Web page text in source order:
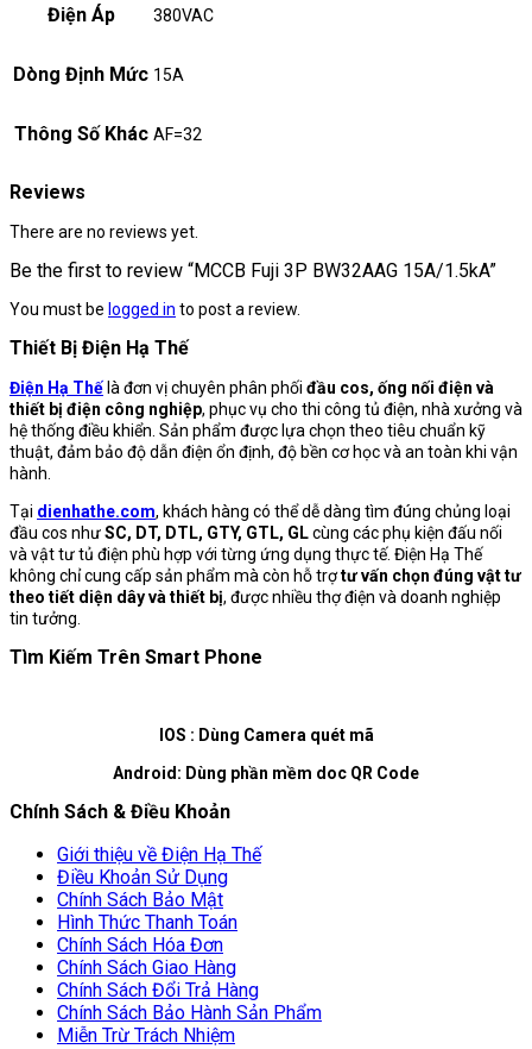
Điện Áp 380VAC
Dòng Định Mức 15A
Thông Số Khác AF=32
Reviews
There are no reviews yet.
Be the first to review “MCCB Fuji 3P BW32AAG 15A/1.5kA”
You must be logged in to post a review.
Thiết Bị Điện Hạ Thế
Điện Hạ Thế là đơn vị chuyên phân phối đầu cos, ống nối điện và
thiết bị điện công nghiệp, phục vụ cho thi công tủ điện, nhà xưởng và
hệ thống điều khiển. Sản phẩm được lựa chọn theo tiêu chuẩn kỹ
thuật, đảm bảo độ dẫn điện ổn định, độ bền cơ học và an toàn khi vận
hành.
Tại dienhathe.com, khách hàng có thể dễ dàng tìm đúng chủng loại
đầu cos nhưSC, DT, DTL, GTY, GTL, GLcùng các phụ kiện đấu nối
và vật tư tủ điện phù hợp với từng ứng dụng thực tế. Điện Hạ Thế
không chỉ cung cấp sản phẩm mà còn hỗ trợtư vấn chọn đúng vật tư
theo tiết diện dây và thiết bị, được nhiều thợ điện và doanh nghiệp
tin tưởng.
Tìm Kiếm Trên Smart Phone
IOS : Dùng Camera quét mã
Android: Dùng phần mềm doc QR Code
Chính Sách & Điều Khoản
Giới thiệu về Điện Hạ Thế
Điều Khoản Sử Dụng
Chính Sách Bảo Mật
Hình Thức Thanh Toán
Chính Sách Hóa Đơn
Chính Sách Giao Hàng
Chính Sách Đổi Trả Hàng
Chính Sách Bảo Hành Sản Phẩm
Miễn Trừ Trách Nhiệm